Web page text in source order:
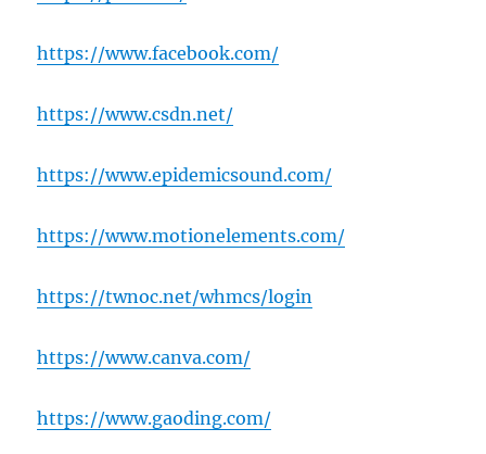
https://www.facebook.com/
https://www.csdn.net/
https://www.epidemicsound.com/
https://www.motionelements.com/
https://twnoc.net/whmcs/login
https://www.canva.com/
https://www.gaoding.com/